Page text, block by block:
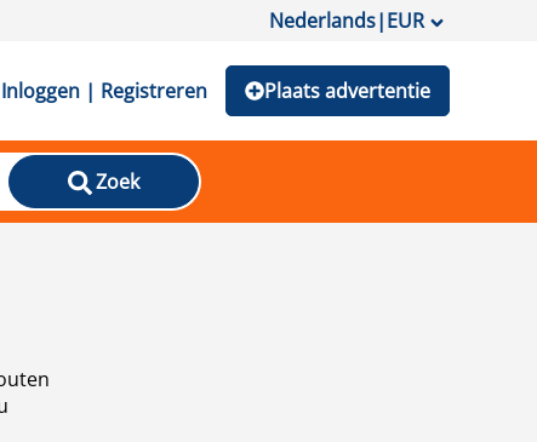
Nederlands|EUR
Inloggen | Registreren Plaats advertentie
Zoek